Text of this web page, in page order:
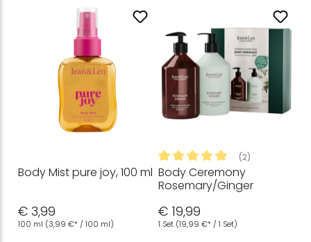
Body Mist pure joy, 100 ml
€ 3,99
100 ml (3,99 €* / 100 ml)
Durchschnittliche
(2)
Body Ceremony
Rosemary/Ginger
€ 19,99
1 Set (19,99 €* / 1 Set)